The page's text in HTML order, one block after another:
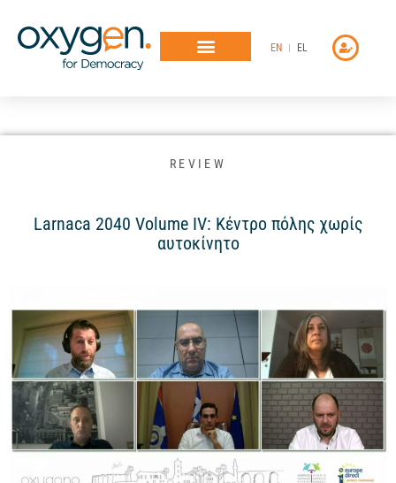
στο
περιεχόμενο
EN EL
REVIEW
Larnaca 2040 Volume IV: Κέντρο πόλης χωρίς
αυτοκίνητο